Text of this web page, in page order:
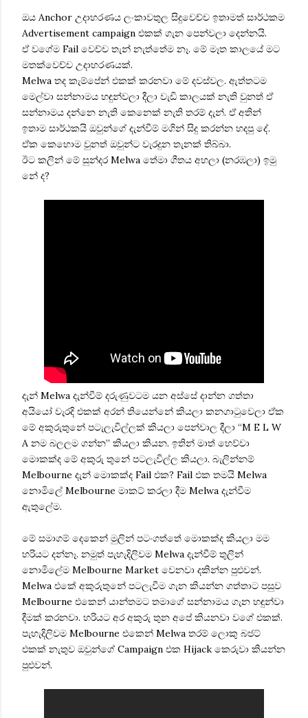
ඔය Anchor උදාහරණය ලංකාවතුල සිදුවෙච්ච ඉතාමත් සාර්ථකම
Advertisement campaign එකක් ගැන පෙන්වලා දෙන්නයි.
ඒ වගේම Fail වෙච්ච තැන් නැත්තේම නෑ. මේ මෑත කාලයේ මට
මතක්වෙච්ච උදාහරණයක්.
Melwa තද කැම්පේන් එකක් කරනවා මේ දවස්වල. ඇත්තටම
මෙල්වා සන්නාමය හඳුන්වලා දීලා වැඩි කාලයක් නැති වුනත් ඒ
සන්නාමය දන්නෙ නැති කෙනෙක් නැති තරම් දැන්. ඒ අතින්
ඉතාම සාර්ථකයි ඔවුන්ගේ දැන්වීම් මගින් සිදු කරන්න හදපු දේ.
ඒක කෙහොම වුනත් ඔවුන්ට වැරදුන තැනක් තිබ්බා.
ඊට කලින් මේ සුන්දර Melwa තේමා ගීතය අහලා (නරඹලා) ඉමු
නේ ද?
දැන් Melwa දැන්වීම් දරුණුවටම යන අස්සේ දාන්න ගත්තා
අයියෝ වැරදි එකක් අරන් තියෙන්නේ කියලා කනගාටුවෙලා ඒක
මේ අකුරුතුනේ පටැලැවිල්ලක් කියලා පෙන්වාල දීලා “M E L W
A නම බලලම ගන්න” කියලා කියන. ඉතින් මාත් හෙව්වා
මොකක්ද මේ අකුරු තුනේ පටලැවිල්ල කියලා. බැලින්නම්
Melbourne දැන් මොකක්ද Fail එක? Fail එක තමයි Melwa
නොමිලේ Melbourne මාකට් කරලා දීම Melwa දැන්වීම
ඇතුලේම.
මේ සමාගම් දෙකෙන් මුලින් පටංගත්තේ මොකක්ද කියලා මම
හරියට දන්නෑ. නමුත් පැහැදිලිවම Melwa දැන්වීම් තුලින්
නොමිලේම Melbourne Market වෙනවා දකින්න පුළුවන්.
Melwa එකේ අකුරුතුනේ පටලැවීම ගැන කියන්න ගත්තාට පසුව
Melbourne එකෙන් යාන්තමට තමාගේ සන්නාමය ගැන හඳුන්වා
දීමක් කරනවා. හරියට අර අකුරු තුන අපේ කියනවා වගේ එකක්.
පැහැදිලිවම Melbourne එකෙන් Melwa තරම් ලොකු බජට්
එකක් නැතුව ඔවුන්ගේ Campaign එක Hijack කෙරුවා කියන්න
පුළුවන්.